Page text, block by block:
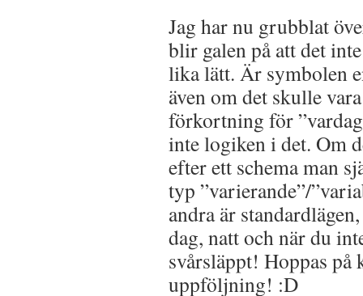
Jag har nu grubblat
blir galen på att det
lika lätt. Är symbolen
även om det skulle
förkortning för
inte logiken i det. Om
efter ett schema man
typ ”varierande”/
andra är
dag, natt och när du
svårsläppt! Hoppas på
uppföljning! :D